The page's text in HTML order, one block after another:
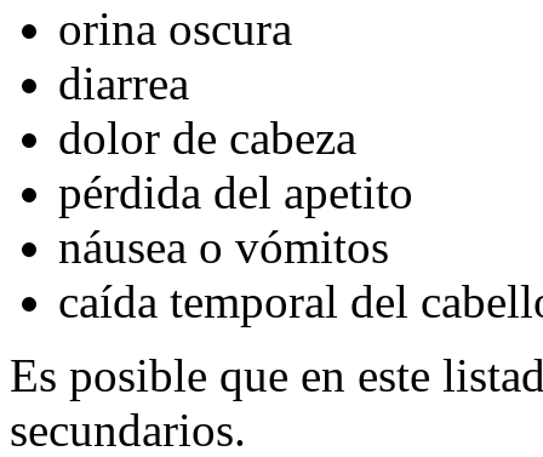
orina oscura
diarrea
dolor de cabeza
pérdida del apetito
náusea o vómitos
caída temporal del
Es posible que en este
secundarios.